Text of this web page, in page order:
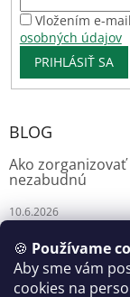
🍪 Používame
Aby sme vám
cookies na
Vložením e-
osobných údajov
PRIHLÁSIŤ SA
BLOG
Ako
nezabudnú
10.6.2026